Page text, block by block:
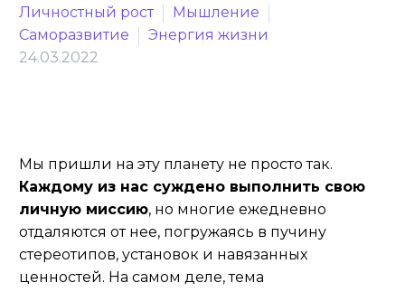
Личностный рост
Мышление
Саморазвитие
Энергия жизни
24.03.2022
Мы пришли на эту планету не просто так.
Каждому из нас суждено выполнить свою
личную миссию, но многие ежедневно
отдаляются от нее, погружаясь в пучину
стереотипов, установок и навязанных
ценностей. На самом деле, тема